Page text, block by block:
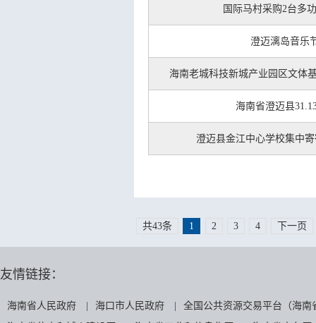
国际马村采购2台多
澄迈漓岛音乐
海南老城科技新城产业园区文体
海南省澄迈县
澄迈县金江中心学校集中
共43条 1 2 3 4 下一页
友情链接：
海南省人民政府 海口市人民政府
全国公共资源交易平台（海南